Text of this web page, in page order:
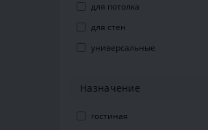
для потолка
для стен
универсальные
Назначение
гостиная